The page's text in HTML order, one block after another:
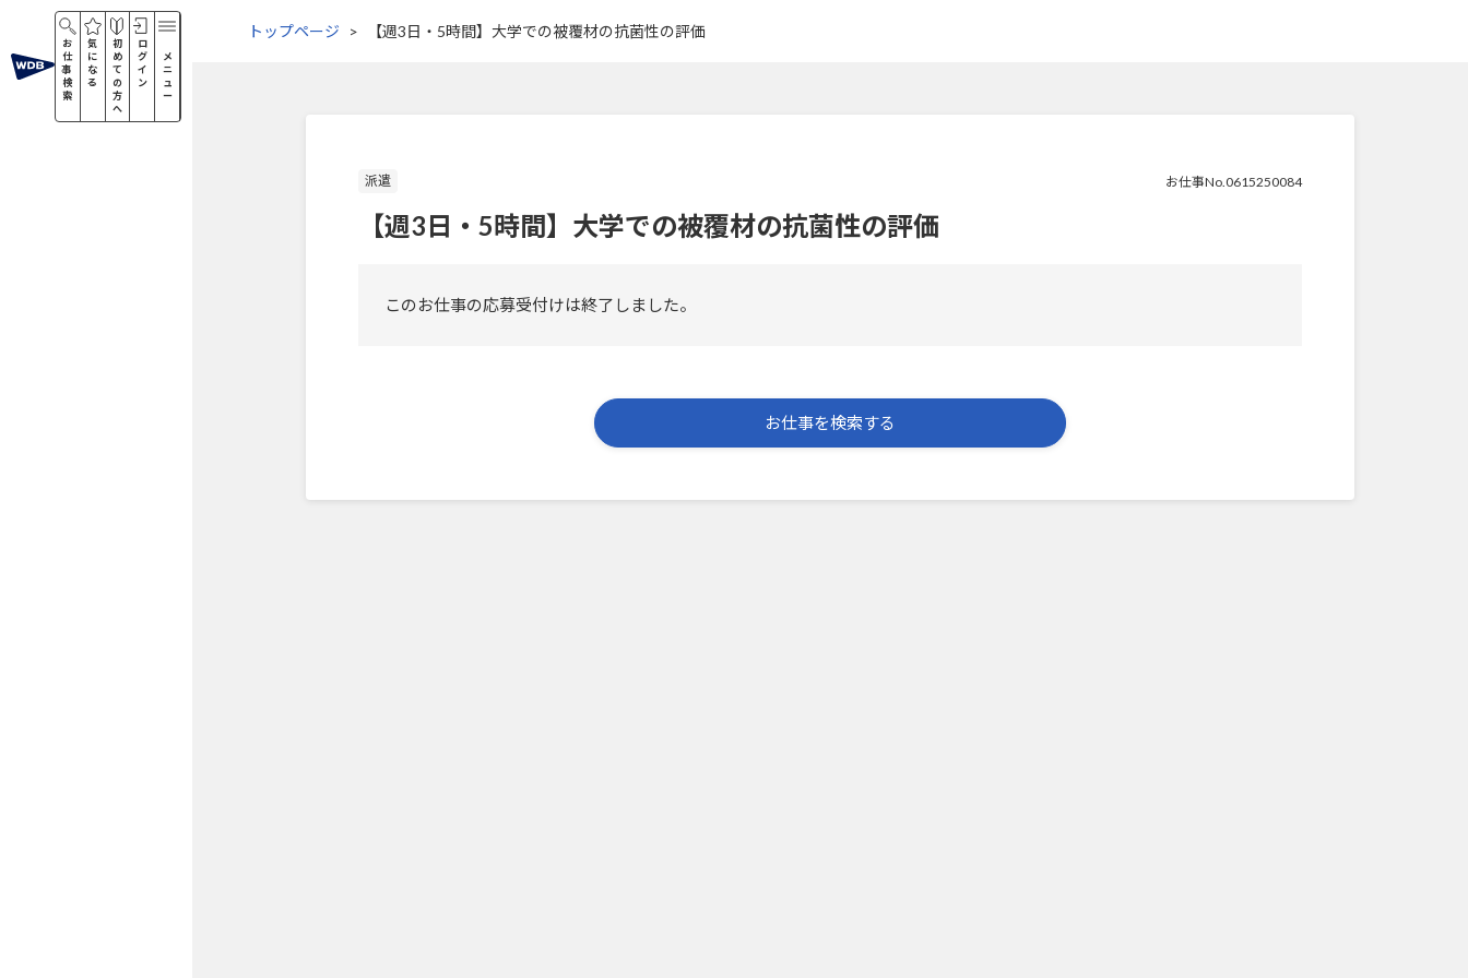
お
仕
事
検
索
気
に
な
る
初
め
て
の
方
へ
ロ
グ
イ
ン
メ
ニ
ュ
ー
トップページ 【週3日・5時間】大学での被覆材の抗菌性の評価
派遣 お仕事No.0615250084
【週3日・5時間】大学での被覆材の抗菌性の評価
このお仕事の応募受付けは終了しました。
お仕事を検索する